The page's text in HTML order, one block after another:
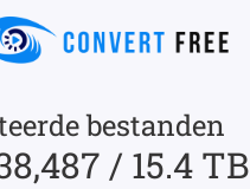
bestanden
/ 15.4 TB